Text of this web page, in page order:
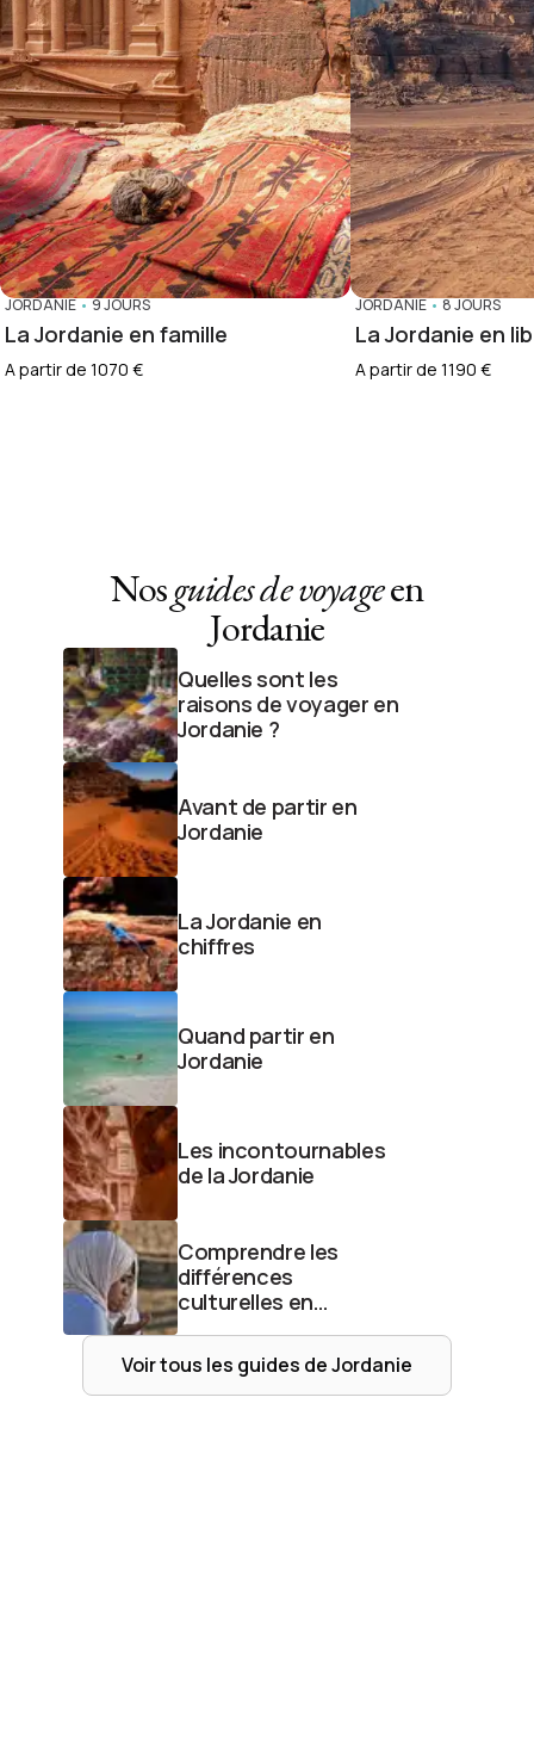
JORDANIE•9 JOURS
La Jordanie en famille
A partir de 1070 €
JORDANIE•8 JOURS
La Jordanie en
A partir de 1190 €
Nosguides de voyageen
Jordanie
Quelles sont les
raisons de voyager en
Jordanie ?
Avant de partir en
Jordanie
La Jordanie en
chiffres
Quand partir en
Jordanie
Les incontournables
de la Jordanie
Comprendre les
différences
culturelles en
Voir tous les guides deJordanie